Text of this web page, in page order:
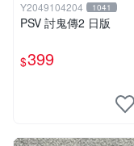
Y2049104204 1041
PSV 討鬼傳2 日版
$399